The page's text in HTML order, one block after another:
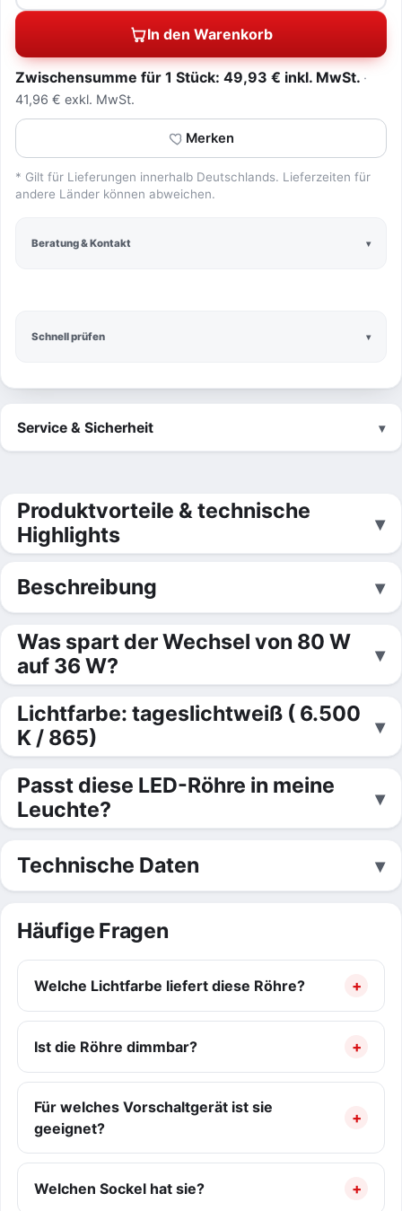
Schnell prüfen
In den Warenkorb
Zwischensumme für 1 Stück: 49,93 € inkl. MwSt.
41,96 € exkl. MwSt.
Merken
* Gilt für Lieferungen innerhalb Deutschlands. Lieferzeiten für
andere Länder können abweichen.
Beratung & Kontakt
Service & Sicherheit
Produktvorteile & technische
Highlights
Beschreibung
Was spart der Wechsel von 80 W
auf 36 W?
Lichtfarbe: tageslichtweiß ( 6.500
K / 865)
Passt diese LED-Röhre in meine
Leuchte?
Technische Daten
Häufige Fragen
Welche Lichtfarbe liefert diese Röhre?
Ist die Röhre dimmbar?
Für welches Vorschaltgerät ist sie
geeignet?
Welchen Sockel hat sie?